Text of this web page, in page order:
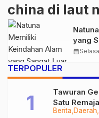
china di laut
yang
calendar_month
TERPOPULER
Berita Daerah
Tawuran
Satu
Ditangkap